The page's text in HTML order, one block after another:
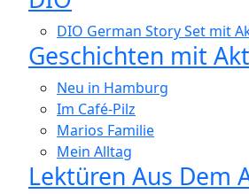
DIO German Story Set mit
Geschichten mit
Neu in Hamburg
Im Café-Pilz
Marios Familie
Mein Alltag
Lektüren Aus Dem